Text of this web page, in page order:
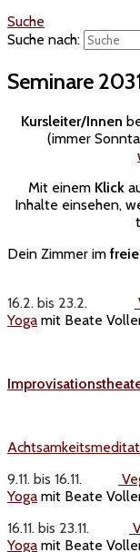
Suche
Suche nach:
Seminare
Kursleiter/Innen
(immer
Mit einem Klick
Inhalte einsehen,
Dein Zimmer im
16.2. bis 23.2.
Yoga mit Beate
9.11. bis 16.11.
Yoga mit Beate
16.11. bis 23.11.
Yoga mit Beate